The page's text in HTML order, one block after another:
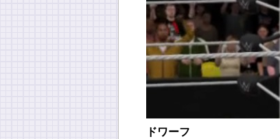
ドワーフ